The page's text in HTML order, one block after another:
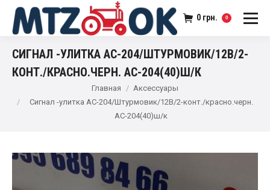
0 грн. 0
СИГНАЛ -УЛИТКА АС-204/ШТУРМОВИК/12В/2-
КОНТ./КРАСНО.ЧЕРН. АС-204(40)Ш/К
Главная
Аксессуары
Сигнал -улитка АС-204/Штурмовик/12В/2-конт./красно.черн.
АС-204(40)ш/к